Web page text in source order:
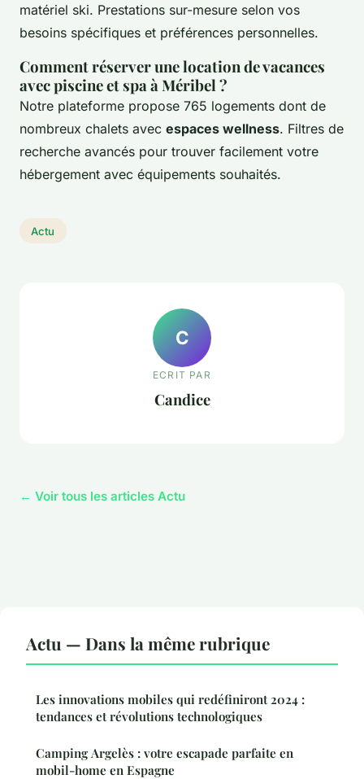
matériel ski. Prestations sur-mesure selon vos
besoins spécifiques et préférences personnelles.
Comment réserver une location de vacances
avec piscine et spa à Méribel ?
Notre plateforme propose 765 logements dont de
nombreux chalets avec espaces wellness. Filtres de
recherche avancés pour trouver facilement votre
hébergement avec équipements souhaités.
Actu
C
ECRIT PAR
Candice
← Voir tous les articles Actu
Actu — Dans la même rubrique
Les innovations mobiles qui redéfiniront 2024 :
tendances et révolutions technologiques
Camping Argelès : votre escapade parfaite en
mobil-home en Espagne